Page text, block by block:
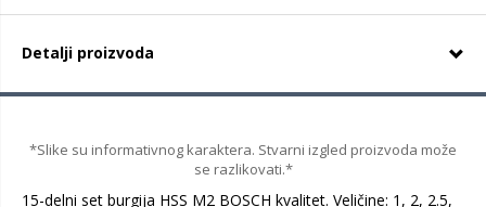
Detalji proizvoda
*Slike su informativnog karaktera. Stvarni izgled proizvoda može
se razlikovati.*
15-delni set burgija HSS M2 BOSCH kvalitet. Veličine: 1, 2, 2.5,